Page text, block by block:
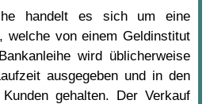
handelt es sich um eine
welche von einem Geldinstitut
wird üblicherweise
ausgegeben und in den
gehalten. Der Verkauf